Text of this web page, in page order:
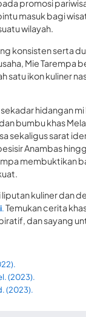
promosi
masuk bagi
wilayah.
konsisten serta
Mie Tarempa
satu ikon kuliner
hidangan
bumbu khas
sekaligus sarat
Anambas
membuktikan
kuliner dan
.Temukan cerita
dan sayang
(2023).
(2023).